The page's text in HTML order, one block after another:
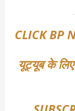
CLICK BP
यूट्यूब के लिए